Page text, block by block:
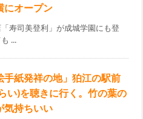
にオープン
寿司美登利」が成城学園にも登
...
手紙発祥の地」狛江の駅前
い)を聴きに行く。竹の葉の
気持ちいい